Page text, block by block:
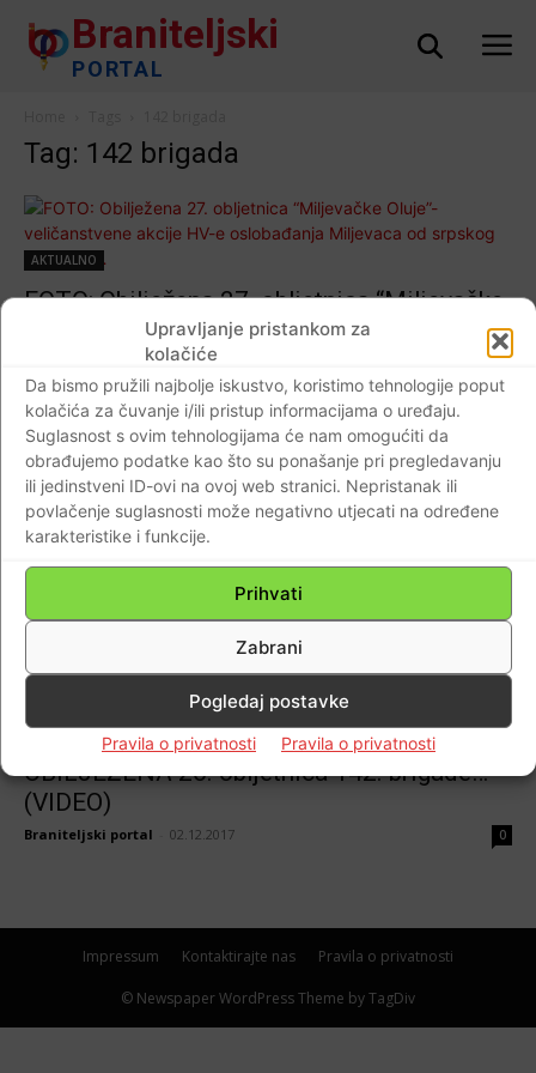
Upravljanje pristankom za
kolačiće
Da bismo pružili najbolje iskustvo, koristimo tehnologije poput
kolačića za čuvanje i/ili pristup informacijama o uređaju.
Suglasnost s ovim tehnologijama će nam omogućiti da
obrađujemo podatke kao što su ponašanje pri pregledavanju
ili jedinstveni ID-ovi na ovoj web stranici. Nepristanak ili
povlačenje suglasnosti može negativno utjecati na određene
karakteristike i funkcije.
Prihvati
Zabrani
Pogledaj postavke
Pravila o privatnosti Pravila o privatnosti
Braniteljski
PORTAL
Tag: 142 brigada
AKTUALNO
FOTO: Obilježena 27. obljetnica “Miljevačke
Oluje”-veličanstvene akcije HV-e
oslobađanja Miljevaca od srpskog
agresora…
Braniteljski portal - 21.06.2019
(FOTO) U UNEŠIĆU OTKRIVENA SPOMEN
PLOČA TROJICI JUNAKA DOMOVINSKOG
RATA!
Domovina
OBILJEŽENA 26. obljetnica 142. brigade…
(VIDEO)
Braniteljski portal 02.12.2017 0
Impressum Kontaktirajte nas Pravila o privatnosti
© Newspaper WordPress Theme by TagDiv